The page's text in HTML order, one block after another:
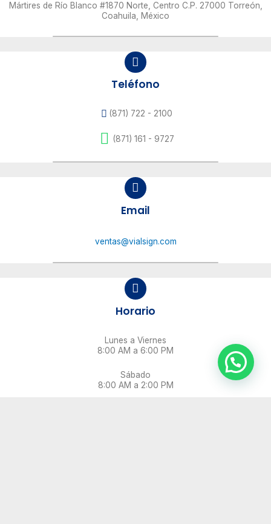
Mártires de Río Blanco #1870 Norte, Centro C.P. 27000 Torreón,
Coahuila, México
Teléfono
(871) 722 - 2100
(871) 161 - 9727
Email
ventas@vialsign.com
Horario
Lunes a Viernes
8:00 AM a 6:00 PM
Sábado
8:00 AM a 2:00 PM